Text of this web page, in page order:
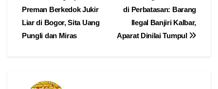
pos
di Perbatasan: Barang
Ilegal Banjiri Kalbar,
Aparat Dinilai Tumpul
Preman Berkedok Jukir
Liar di Bogor, Sita Uang
Pungli dan Miras